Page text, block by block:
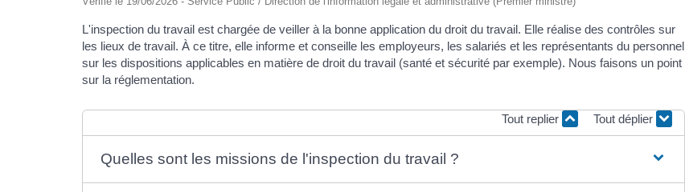
L'inspection du travail est chargée de veiller à la bonne application du droit du travail. Elle réalise des contrôles sur
les lieux de travail. À ce titre, elle informe et conseille les employeurs, les salariés et les représentants du personnel
sur les dispositions applicables en matière de droit du travail (santé et sécurité par exemple). Nous faisons un point
sur la réglementation.
Tout replier Tout déplier
Quelles sont les missions de l'inspection du travail ?